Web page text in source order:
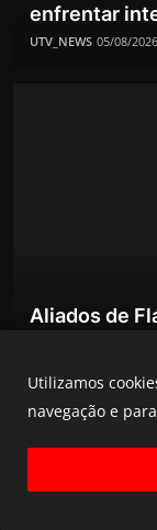
enfrentar
UTV_NEWS 05/08/
Aliados de
Utilizamos
navegação e